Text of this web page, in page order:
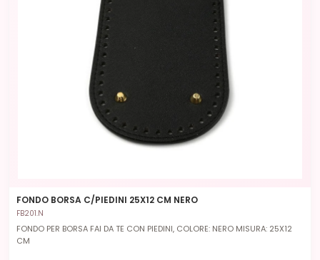
FONDO BORSA C/PIEDINI 25X12 CM NERO
FB201.N
FONDO PER BORSA FAI DA TE CON PIEDINI, COLORE: NERO MISURA: 25X12
CM